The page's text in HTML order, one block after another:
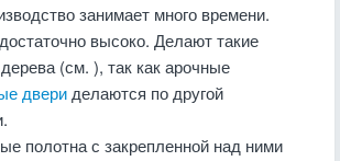
занимает много времени.
высоко. Делают такие
(см. ), так как арочные
двери делаются по другой
полотна с закрепленной над ними